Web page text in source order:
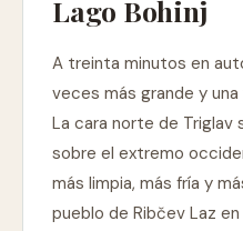
Lago Bohinj
A treinta minutos en
veces más grande y
La cara norte de Triglav
sobre el extremo
más limpia, más fría y
pueblo de Ribčev Laz en